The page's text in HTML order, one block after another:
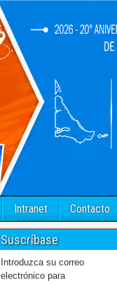
Intranet Contacto
Suscríbase
Introduzca su correo
electrónico para